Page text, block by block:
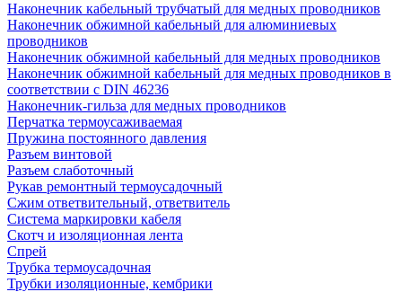
Наконечник кабельный трубчатый для медных проводников
Наконечник обжимной кабельный для алюминиевых
проводников
Наконечник обжимной кабельный для медных проводников
Наконечник обжимной кабельный для медных проводников в
соответствии с DIN 46236
Наконечник-гильза для медных проводников
Перчатка термоусаживаемая
Пружина постоянного давления
Разъем винтовой
Разъем слаботочный
Рукав ремонтный термоусадочный
Сжим ответвительный, ответвитель
Система маркировки кабеля
Скотч и изоляционная лента
Спрей
Трубка термоусадочная
Трубки изоляционные, кембрики